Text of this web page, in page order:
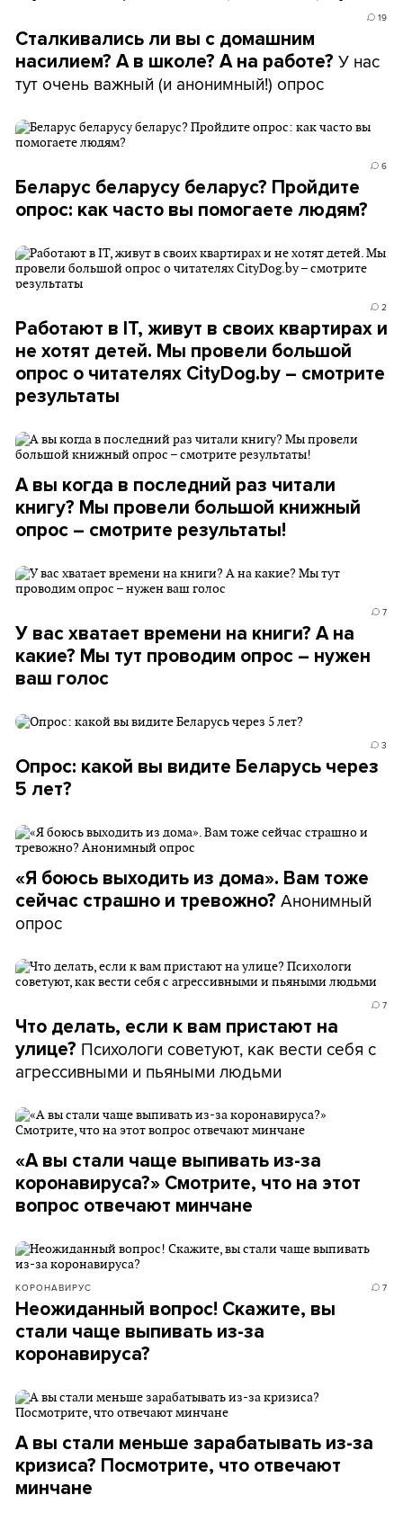
19
Сталкивались ли вы с домашним
насилием? А в школе? А на работе? У нас
тут очень важный (и анонимный!) опрос
6
Беларус беларусу беларус? Пройдите
опрос: как часто вы помогаете людям?
2
Работают в IT, живут в своих квартирах и
не хотят детей. Мы провели большой
опрос о читателях CityDog.by – смотрите
результаты
А вы когда в последний раз читали
книгу? Мы провели большой книжный
опрос – смотрите результаты!
7
У вас хватает времени на книги? А на
какие? Мы тут проводим опрос – нужен
ваш голос
3
Опрос: какой вы видите Беларусь через
5 лет?
«Я боюсь выходить из дома». Вам тоже
сейчас страшно и тревожно? Анонимный
опрос
7
Что делать, если к вам пристают на
улице? Психологи советуют, как вести себя с
агрессивными и пьяными людьми
«А вы стали чаще выпивать из-за
коронавируса?» Смотрите, что на этот
вопрос отвечают минчане
КОРОНАВИРУС 7
Неожиданный вопрос! Скажите, вы
стали чаще выпивать из-за
коронавируса?
А вы стали меньше зарабатывать из-за
кризиса? Посмотрите, что отвечают
минчане